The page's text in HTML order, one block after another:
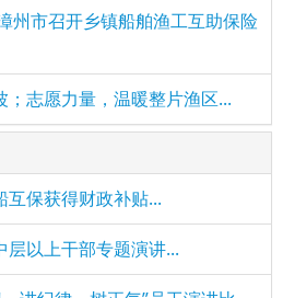
市召开乡镇船舶渔工互助保险
志愿力量，温暖整片渔区...
保获得财政补贴...
以上干部专题演讲...